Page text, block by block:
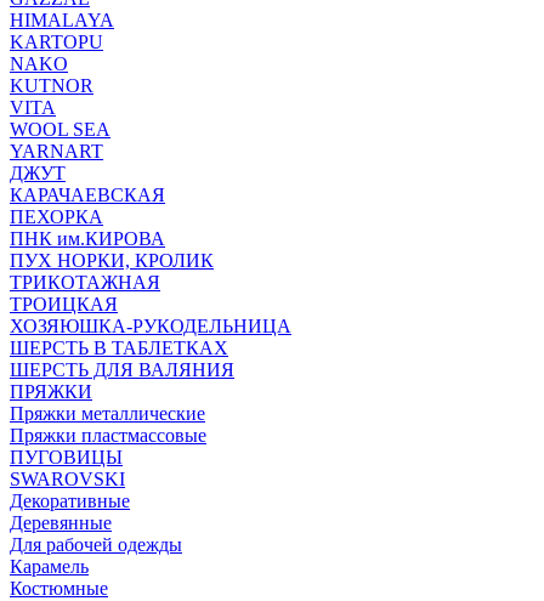
HIMALAYA
KARTOPU
NAKO
KUTNOR
VITA
WOOL SEA
YARNART
ДЖУТ
КАРАЧАЕВСКАЯ
ПЕХОРКА
ПНК им.КИРОВА
ПУХ НОРКИ, КРОЛИК
ТРИКОТАЖНАЯ
ТРОИЦКАЯ
ХОЗЯЮШКА-РУКОДЕЛЬНИЦА
ШЕРСТЬ В ТАБЛЕТКАХ
ШЕРСТЬ ДЛЯ ВАЛЯНИЯ
ПРЯЖКИ
Пряжки металлические
Пряжки пластмассовые
ПУГОВИЦЫ
SWAROVSKI
Декоративные
Деревянные
Для рабочей одежды
Карамель
Костюмные